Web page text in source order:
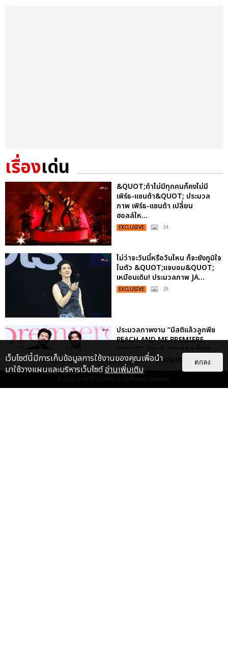
เรื่องเด่น
&QUOT;ถ้าไม่มีทุกคนก็คงไม่มี
เพิร์ธ-แซนต้า&QUOT; ประมวล
ภาพ เพิร์ธ-แซนต้า เปลี่ยน
ฮอลล์ให...
EXCLUSIVE : 34
ไม่ว่าจะวันนี้หรือวันไหน ก็จะยังภูมิใจ
ในตัว &QUOT;แจบอม&QUOT;
เหมือนเดิม! ประมวลภาพ JA...
EXCLUSIVE : 28
ประมวลภาพงาน “มีสติแล้วลูกพีช
PEACH AND ME PREMIERE
NIGHT” ปอนด์-ภูวินทร์ คลั่งรัก
หวา...
EXCLUSIVE : 16
เกี่ยวกับเรา ติดต่อลงโฆษณา ติดต่อเรา
© 2026 THAITICKETMAJOR All Rights Reserved.
เว็บไซต์นี้มีการเก็บข้อมูลการใช้งานของคุณเพื่อนำ
มาใช้วางแผนและบริหารเว็บไซต์อ่านเพิ่มเติม
ตกลง